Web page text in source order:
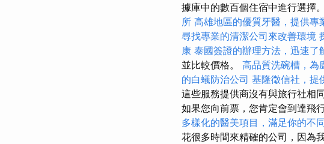
據庫中的數百個住宿中進行選擇。
所 高雄地區的優質牙醫，提供專
尋找專業的清潔公司來改善環境
康 泰國簽證的辦理方法，迅速了
並比較價格。 高品質洗碗槽，為
的白蟻防治公司 基隆徵信社，提
這些服務提供商沒有與旅行社相
如果您向前票，您肯定會到達飛
多樣化的醫美項目，滿足你的不
花很多時間來精確的公司，因為